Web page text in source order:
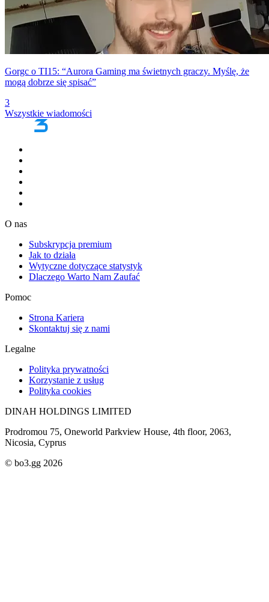
Gorgc o TI15: “Aurora Gaming ma świetnych graczy. Myślę, że
mogą dobrze się spisać”
3
Wszystkie wiadomości
O nas
Subskrypcja premium
Jak to działa
Wytyczne dotyczące statystyk
Dlaczego Warto Nam Zaufać
Pomoc
Strona Kariera
Skontaktuj się z nami
Legalne
Polityka prywatności
Korzystanie z usług
Polityka cookies
DINAH HOLDINGS LIMITED
Prodromou 75, Oneworld Parkview House, 4th floor, 2063,
Nicosia, Cyprus
© bo3.gg 2026